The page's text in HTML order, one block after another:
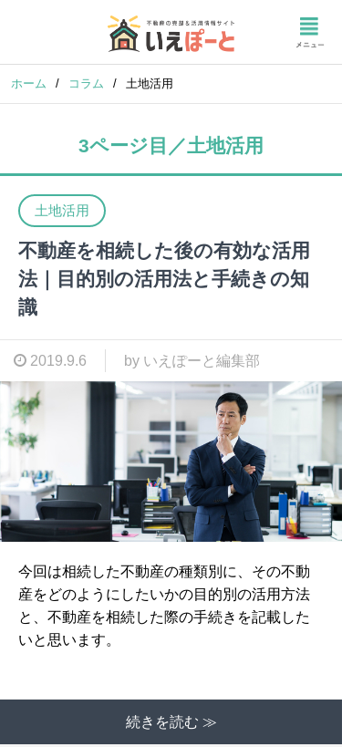
ホーム / コラム / 土地活用
3ページ目／土地活用
土地活用
不動産を相続した後の有効な活用
法｜目的別の活用法と手続きの知
識
2019.9.6 by いえぽーと編集部
今回は相続した不動産の種類別に、その不動
産をどのようにしたいかの目的別の活用方法
と、不動産を相続した際の手続きを記載した
いと思います。
続きを読む ≫